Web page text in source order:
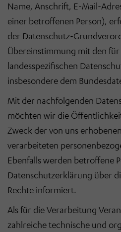
Name, Anschrift, E-Mail-
einer betroffenen Person),
der Datenschutz-
Übereinstimmung mit den
landesspezifischen
insbesondere dem
Mit der nachfolgenden
möchten wir die
Zweck der von uns
verarbeiteten
Ebenfalls werden betroffene
Datenschutzerklärung über
Rechte informiert.
Als für die Verarbeitung
zahlreiche technische und